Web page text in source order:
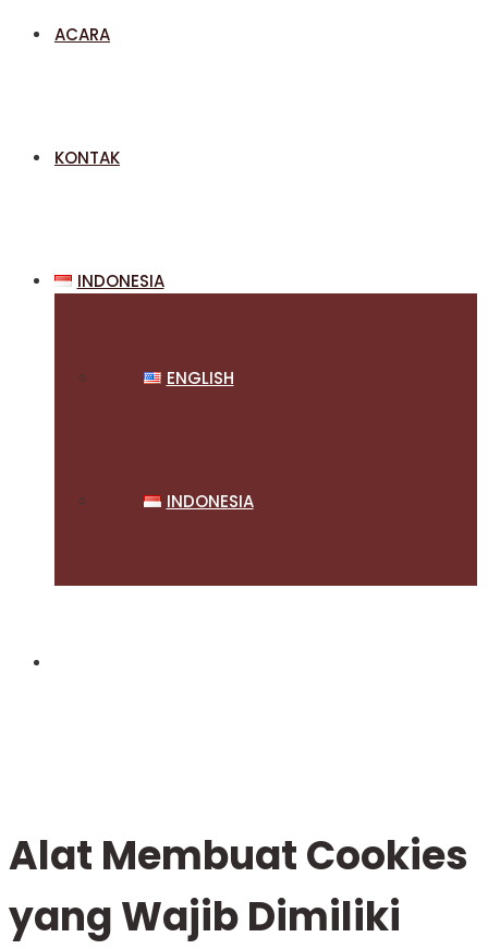
ACARA
KONTAK
INDONESIA
ENGLISH
INDONESIA
Alat Membuat Cookies
yang Wajib Dimiliki